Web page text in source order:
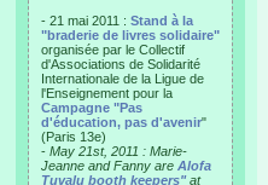
- 21 mai 2011 : Stand à la
"braderie de livres solidaire"
organisée par le Collectif
d'Associations de Solidarité
Internationale de la Ligue de
l'Enseignement pour la
Campagne "Pas
d'éducation, pas d'avenir"
(Paris 13e)
- May 21st, 2011 : Marie-
Jeanne and Fanny are Alofa
Tuvalu booth keepers"at